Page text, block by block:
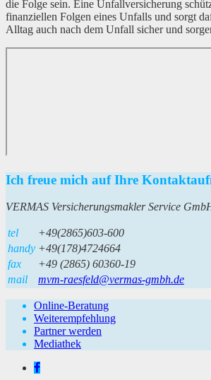
die Folge sein. Eine Unfallversicherung
finanziellen Folgen eines Unfalls und sorgt
Alltag auch nach dem Unfall sicher und
Ich freue mich auf Ihre
VERMAS Versicherungsmakler Service
tel
+49(2865)603-600
handy +49(178)4724664
fax
+49 (2865) 60360-19
mail
mvm-raesfeld@vermas-gmbh.de
Online-Beratung
Weiterempfehlung
Partner werden
Mediathek